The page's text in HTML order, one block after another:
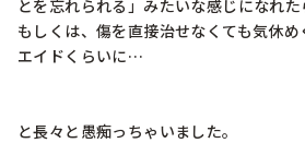
とを忘れられる」みたいな感じになれ
もしくは、傷を直接治せなくても気休
エイドくらいに…
と長々と愚痴っちゃいました。